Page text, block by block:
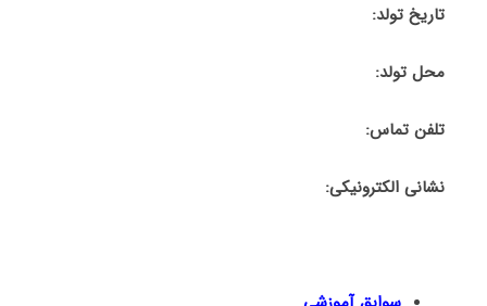
تاریخ تولد:
محل تولد:
تلفن تماس:
نشانی الکترونیکی: